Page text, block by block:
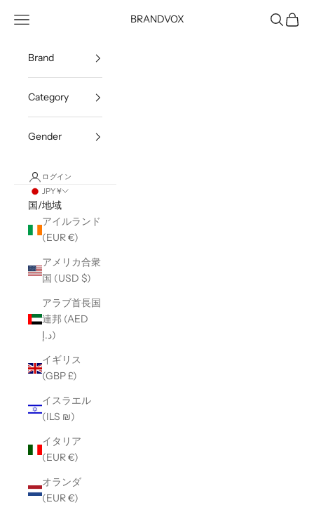
BRANDVOX
メニューを開く 検索を開
カー
Brand
Category
Gender
ログイン
JPY ¥
国/地域
アイルランド
(EUR €)
アメリカ合衆
国 (USD $)
アラブ首長国
連邦 (AED
د.إ)
イギリス
(GBP £)
イスラエル
(ILS ₪)
イタリア
(EUR €)
オランダ
(EUR €)